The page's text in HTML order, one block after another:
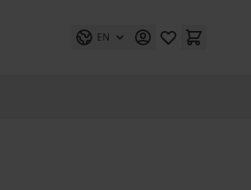
EN